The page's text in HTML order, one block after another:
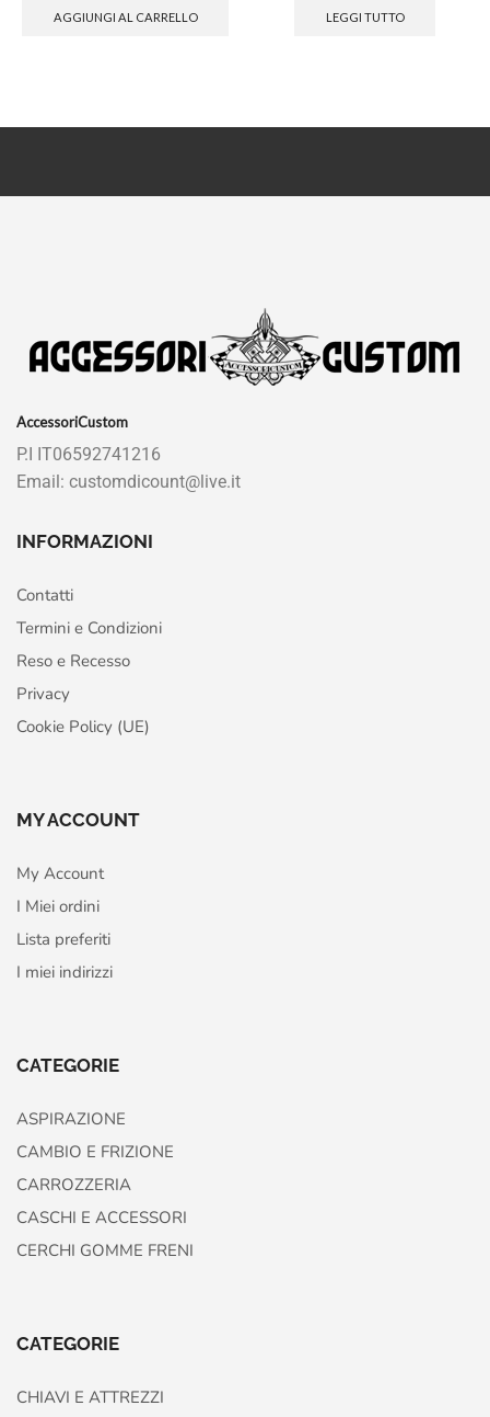
AGGIUNGI AL CARRELLO LEGGI TUTTO
AccessoriCustom
P.I IT06592741216
Email: customdicount@live.it
INFORMAZIONI
Contatti
Termini e Condizioni
Reso e Recesso
Privacy
Cookie Policy (UE)
MY ACCOUNT
My Account
I Miei ordini
Lista preferiti
I miei indirizzi
CATEGORIE
ASPIRAZIONE
CAMBIO E FRIZIONE
CARROZZERIA
CASCHI E ACCESSORI
CERCHI GOMME FRENI
CATEGORIE
CHIAVI E ATTREZZI